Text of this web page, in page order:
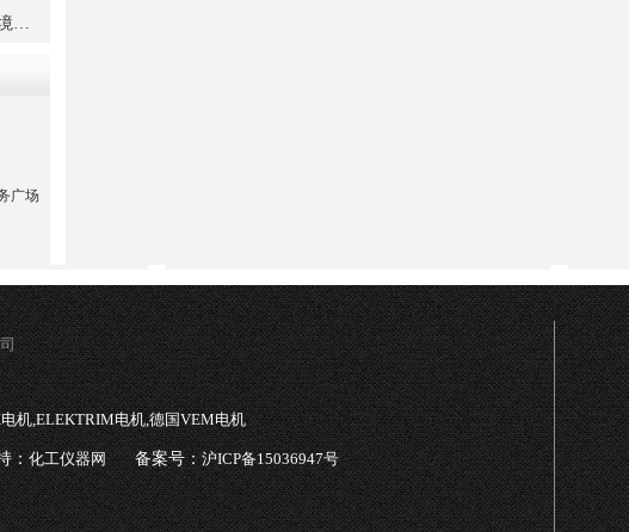
意大利ROSSI减速机的使用环境和保养要求
广场
电机,ELEKTRIM电机,德国VEM电机
：化工仪器网 备案号：沪ICP备15036947号